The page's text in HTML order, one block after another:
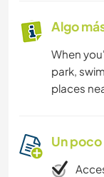
Algo
When
park,
places
Un